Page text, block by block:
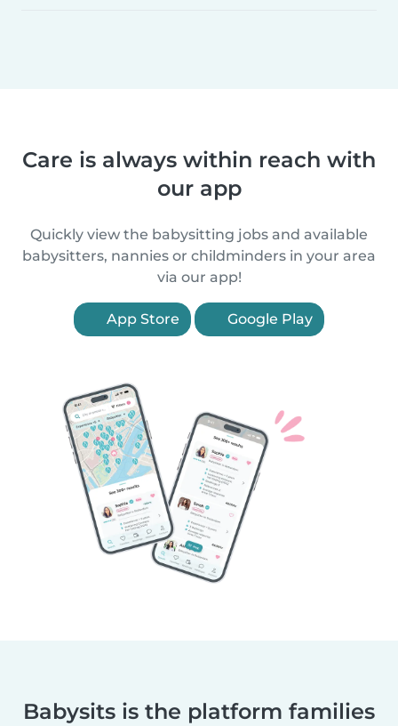
Care is always within reach with
our app
Quickly view the babysitting jobs and available
babysitters, nannies or childminders in your area
via our app!
App Store Google Play
Babysits is the platform families